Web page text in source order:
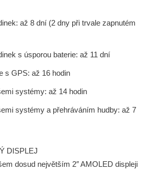
až 8 dní (2 dny při trvale zapnutém
s úsporou baterie: až 11 dní
s GPS: až 16 hodin
systémy: až 14 hodin
systémy a přehráváním hudby: až 7
DISPLEJ
dosud největším 2″ AMOLED displeji